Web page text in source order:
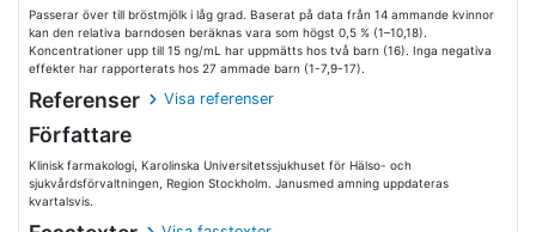
Passerar över till bröstmjölk i låg grad. Baserat på data från 14 ammande kvinnor
kan den relativa barndosen beräknas vara som högst 0,5 % (1–10,18).
Koncentrationer upp till 15 ng/mL har uppmätts hos två barn (16). Inga negativa
effekter har rapporterats hos 27 ammade barn (1-7,9-17).
Referenser Visa referenser
Författare
Klinisk farmakologi, Karolinska Universitetssjukhuset för Hälso- och
sjukvårdsförvaltningen, Region Stockholm. Janusmed amning uppdateras
kvartalsvis.